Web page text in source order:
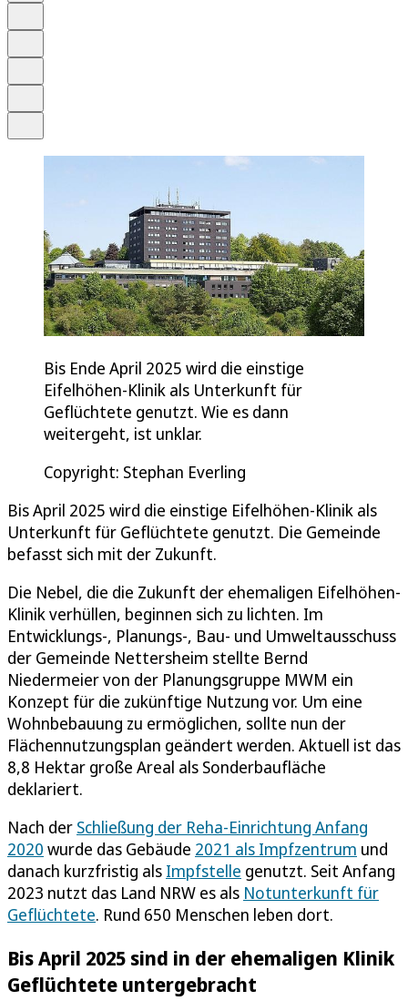
Bis Ende April 2025 wird die einstige
Eifelhöhen-Klinik als Unterkunft für
Geflüchtete genutzt. Wie es dann
weitergeht, ist unklar.
Copyright: Stephan Everling
Bis April 2025 wird die einstige Eifelhöhen-Klinik als
Unterkunft für Geflüchtete genutzt. Die Gemeinde
befasst sich mit der Zukunft.
Die Nebel, die die Zukunft der ehemaligen Eifelhöhen-
Klinik verhüllen, beginnen sich zu lichten. Im
Entwicklungs-, Planungs-, Bau- und Umweltausschuss
der Gemeinde Nettersheim stellte Bernd
Niedermeier von der Planungsgruppe MWM ein
Konzept für die zukünftige Nutzung vor. Um eine
Wohnbebauung zu ermöglichen, sollte nun der
Flächennutzungsplan geändert werden. Aktuell ist das
8,8 Hektar große Areal als Sonderbaufläche
deklariert.
Nach der Schließung der Reha-Einrichtung Anfang
2020 wurde das Gebäude 2021 als Impfzentrum und
danach kurzfristig als Impfstelle genutzt. Seit Anfang
2023 nutzt das Land NRW es als Notunterkunft für
Geflüchtete. Rund 650 Menschen leben dort.
Bis April 2025 sind in der ehemaligen Klinik
Geflüchtete untergebracht